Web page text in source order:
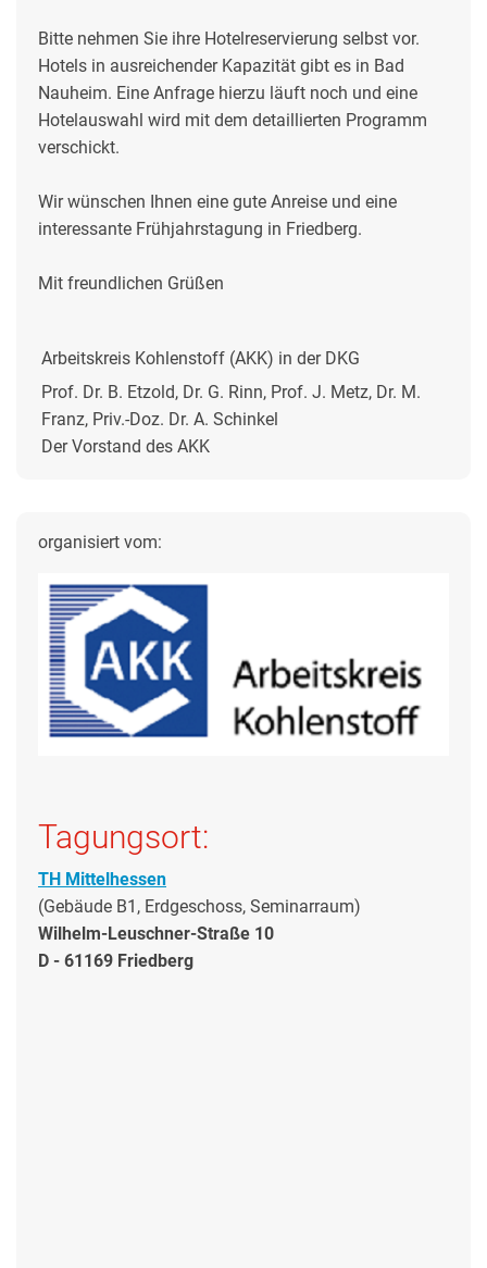
Bitte nehmen Sie ihre Hotelreservierung selbst vor.
Hotels in ausreichender Kapazität gibt es in Bad
Nauheim. Eine Anfrage hierzu läuft noch und eine
Hotelauswahl wird mit dem detaillierten Programm
verschickt.
Wir wünschen Ihnen eine gute Anreise und eine
interessante Frühjahrstagung in Friedberg.
Mit freundlichen Grüßen
Arbeitskreis Kohlenstoff (AKK) in der DKG
Prof. Dr. B. Etzold, Dr. G. Rinn, Prof. J. Metz, Dr. M.
Franz, Priv.-Doz. Dr. A. Schinkel
Der Vorstand des AKK
organisiert vom:
Tagungsort:
TH Mittelhessen
(Gebäude B1, Erdgeschoss, Seminarraum)
Wilhelm-Leuschner-Straße 10
D - 61169 Friedberg